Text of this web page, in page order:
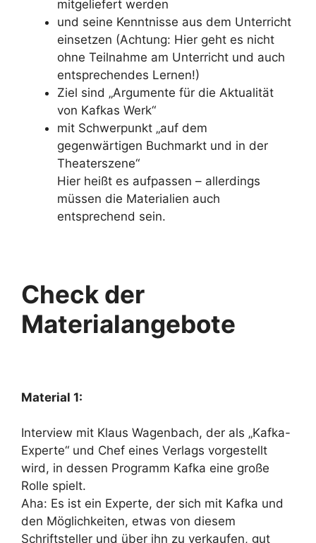
mitgeliefert werden
und seine Kenntnisse aus dem Unterricht
einsetzen (Achtung: Hier geht es nicht
ohne Teilnahme am Unterricht und auch
entsprechendes Lernen!)
Ziel sind „Argumente für die Aktualität
von Kafkas Werk“
mit Schwerpunkt „auf dem
gegenwärtigen Buchmarkt und in der
Theaterszene“
Hier heißt es aufpassen – allerdings
müssen die Materialien auch
entsprechend sein.
Check der
Materialangebote
Material 1:
Interview mit Klaus Wagenbach, der als „Kafka-
Experte“ und Chef eines Verlags vorgestellt
wird, in dessen Programm Kafka eine große
Rolle spielt.
Aha: Es ist ein Experte, der sich mit Kafka und
den Möglichkeiten, etwas von diesem
Schriftsteller und über ihn zu verkaufen, gut